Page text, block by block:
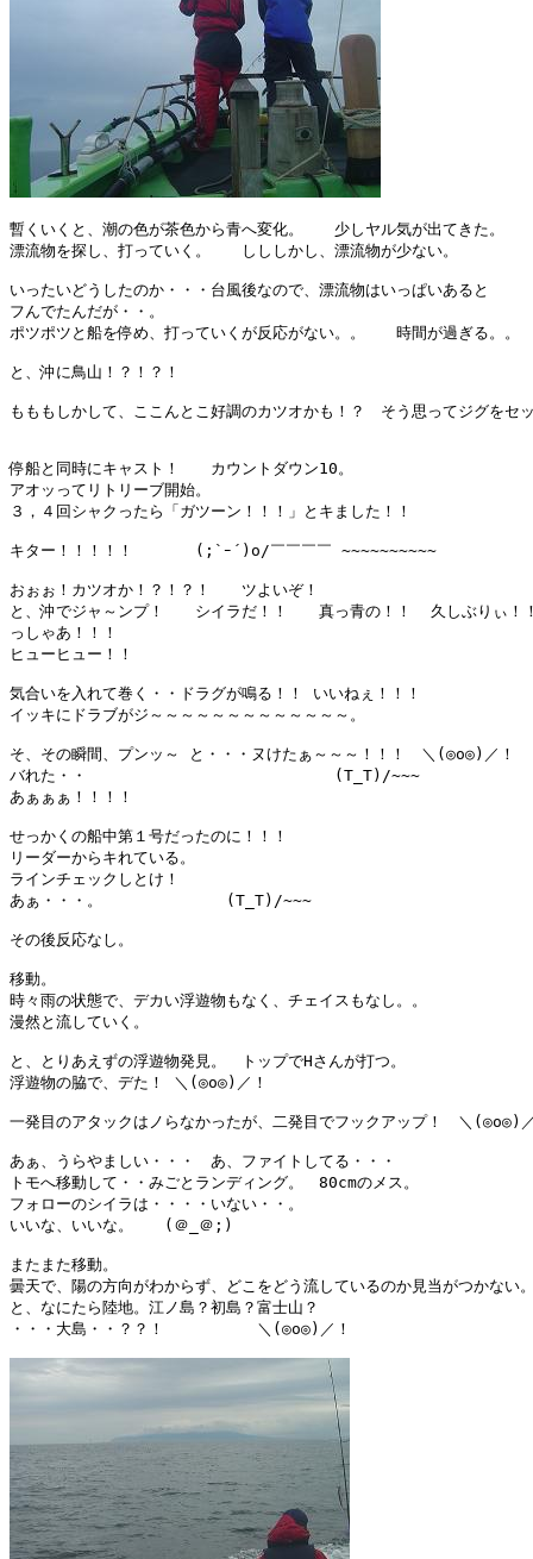
暫くいくと、潮の色が茶色から青へ変化。　　少しヤル気が出てきた。
漂流物を探し、打っていく。　　しししかし、漂流物が少ない。
いったいどうしたのか・・・台風後なので、漂流物はいっぱいあると
フんでたんだが・・。
ポツポツと船を停め、打っていくが反応がない。。　　時間が過ぎる。。
と、沖に鳥山！？！？！
もももしかして、ここんとこ好調のカツオかも！？　そう思ってジグをセ
停船と同時にキャスト！　　カウントダウン10。
アオッってリトリーブ開始。
３，４回シャクったら「ガツーン！！！」とキました！！
キター！！！！！　　　　(;`ｰ´)o/￣￣￣￣ ~~~~~~~~~~
おぉぉ！カツオか！？！？！　　ツよいぞ！
と、沖でジャ～ンプ！　　シイラだ！！　　真っ青の！！  久しぶりぃ！
っしゃあ！！！
ヒューヒュー！！
気合いを入れて巻く・・ドラグが鳴る！！ いいねぇ！！！
イッキにドラブがジ～～～～～～～～～～～～～。
そ、その瞬間、プンッ～ と・・・ヌけたぁ～～～！！！　＼(◎o◎)／！
バれた・・　　　　　　　　　　　　　　　　(T_T)/~~~
あぁぁぁ！！！！
せっかくの船中第１号だったのに！！！
リーダーからキれている。
ラインチェックしとけ！
あぁ・・・。　　　　　　　　(T_T)/~~~
その後反応なし。
移動。
時々雨の状態で、デカい浮遊物もなく、チェイスもなし。。
漫然と流していく。
と、とりあえずの浮遊物発見。　トップでHさんが打つ。
浮遊物の脇で、デた！ ＼(◎o◎)／！
一発目のアタックはノらなかったが、二発目でフックアップ！　＼(◎o◎)
あぁ、うらやましい・・・　あ、ファイトしてる・・・
トモへ移動して・・みごとランディング。　80cmのメス。
フォローのシイラは・・・・いない・・。
いいな、いいな。　　(＠_＠;)
またまた移動。
曇天で、陽の方向がわからず、どこをどう流しているのか見当がつかない
と、なにたら陸地。江ノ島？初島？富士山？
・・・大島・・？？！　　　　　　＼(◎o◎)／！